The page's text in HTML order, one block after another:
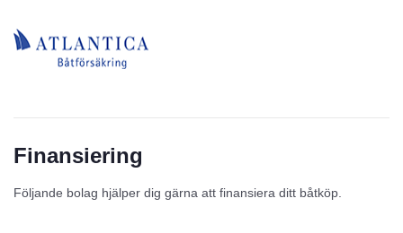
Finansiering
Följande bolag hjälper dig gärna att finansiera ditt båtköp.